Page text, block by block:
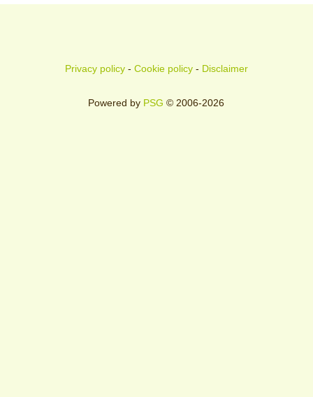
Privacy policy- Cookie policy- Disclaimer
Powered by PSG © 2006-2026